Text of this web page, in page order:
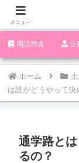
‪︎‬‪︎︎︎︎︎用語辞典 公
ホーム
は誰がどうやって決
通学路と
るの？
メニュー